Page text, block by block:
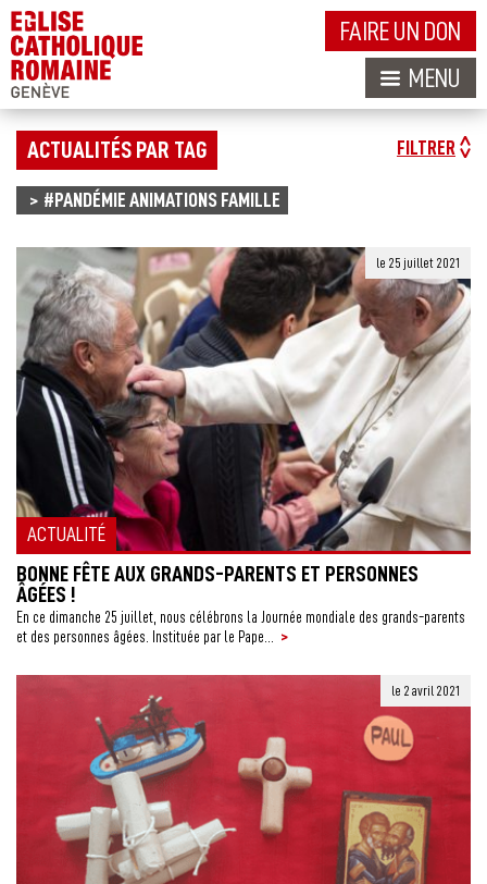
FAIRE UN DON
MENU
ACTUALITÉS PAR TAG
#PANDÉMIE ANIMATIONS FAMILLE
FILTRER
ACTUALITÉ
le 25 juillet 2021
BONNE FÊTE AUX GRANDS-PARENTS ET PERSONNES
ÂGÉES !
En ce dimanche 25 juillet, nous célébrons la Journée mondiale des grands-parents
et des personnes âgées. Instituée par le Pape...
>
le 2 avril 2021